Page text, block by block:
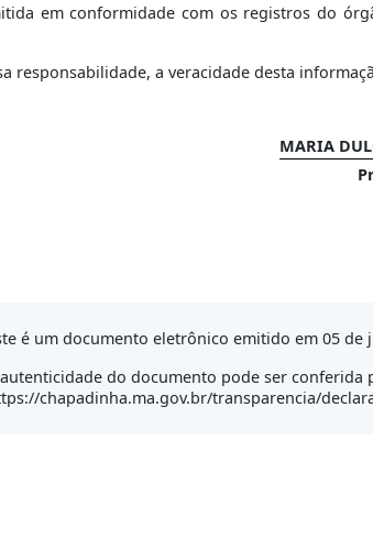
em conformidade com os registros do
responsabilidade, a veracidade desta
MARIA
é um documento eletrônico emitido em 05 de
do documento pode ser conferida
chapadinha.ma.gov.br/transparencia/